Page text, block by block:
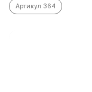
Артикул 364